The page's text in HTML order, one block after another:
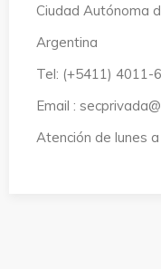
Ciudad Autónoma
Argentina
Tel: (+5411) 4011-
Email :
Atención de lunes